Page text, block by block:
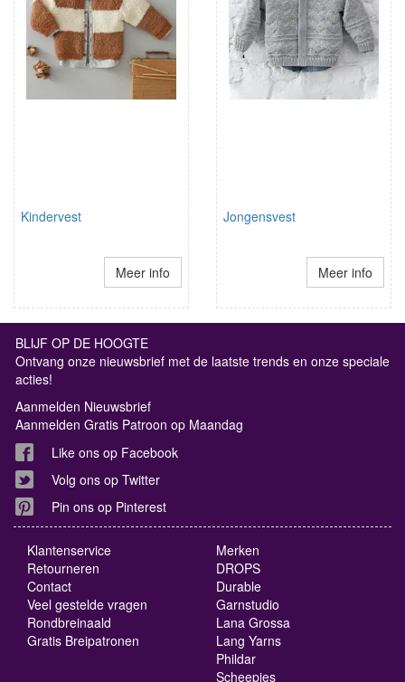
Kindervest
Meer info
Jongensvest
Meer info
BLIJF OP DE HOOGTE
Ontvang onze nieuwsbrief met de laatste trends en onze speciale
acties!
Aanmelden Nieuwsbrief
Aanmelden Gratis Patroon op Maandag
Like ons op Facebook
Volg ons op Twitter
Pin ons op Pinterest
Klantenservice
Retourneren
Contact
Veel gestelde vragen
Rondbreinaald
Gratis Breipatronen
Merken
DROPS
Durable
Garnstudio
Lana Grossa
Lang Yarns
Phildar
Scheepjes